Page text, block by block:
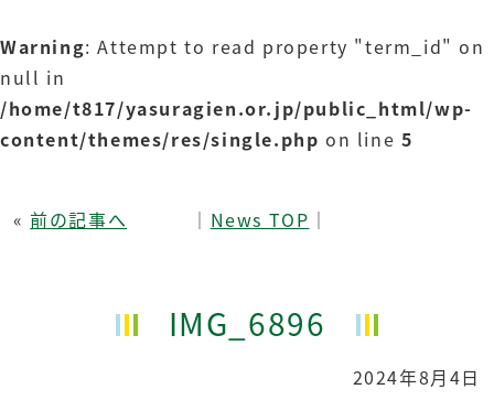
Warning: Attempt to read property "term_id" on
null in
/home/t817/yasuragien.or.jp/public_html/wp-
content/themes/res/single.php on line 5
« 前の記事へ │ News TOP │
IMG_6896
2024年8月4日